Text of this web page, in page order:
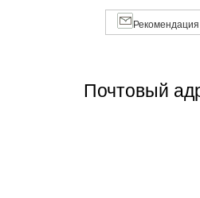
Почтовый